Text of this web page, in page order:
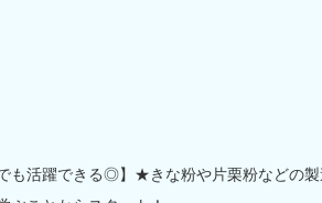
でも活躍できる◎】★きな粉や片栗粉などの